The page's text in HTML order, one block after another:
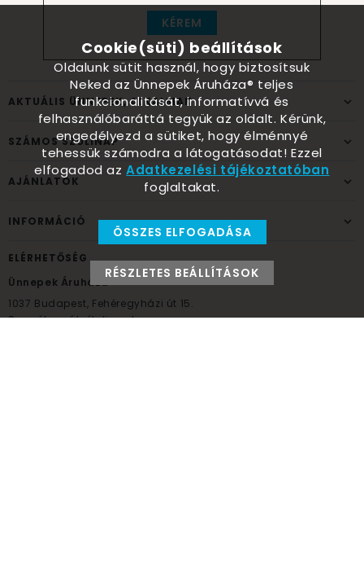
KÉREM
AKTUÁLIS ÜNNEPEK, ALKALMAK
SZÁMOS SZÜLINAP
AJÁNLATOK
INFORMÁCIÓ
ELÉRHETŐSÉG
Ünnepek Áruháza
1037 Budapest, Fehéregyházi út 15.
Személyes átvételi pont
Cookie(süti) beállítások
Oldalunk sütit használ, hogy biztosítsuk
Neked az Ünnepek Áruháza® teljes
funkcionalitását, informatívvá és
felhasználóbaráttá tegyük az oldalt. Kérünk,
engedélyezd a sütiket, hogy élménnyé
tehessük számodra a látogatásodat! Ezzel
elfogadod azAdatkezelési tájékoztatóban
foglaltakat.
ÖSSZES ELFOGADÁSA
RÉSZLETES BEÁLLÍTÁSOK